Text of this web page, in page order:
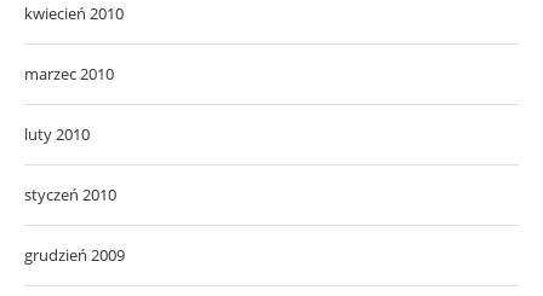
kwiecień 2010
marzec 2010
luty 2010
styczeń 2010
grudzień 2009